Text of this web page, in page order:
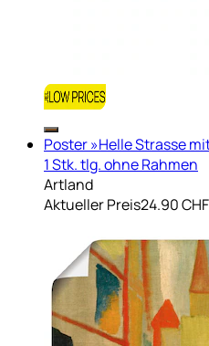
Poster »Helle Strasse
1 Stk. tlg. ohne Rahmen
Artland
Aktueller Preis24.90 CHF